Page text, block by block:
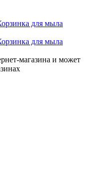
магазина и может